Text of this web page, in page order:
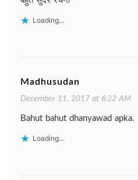
Loading...
Madhusudan
December 11, 2017 at 6:22 AM
Bahut bahut dhanyawad apka.
Loading...